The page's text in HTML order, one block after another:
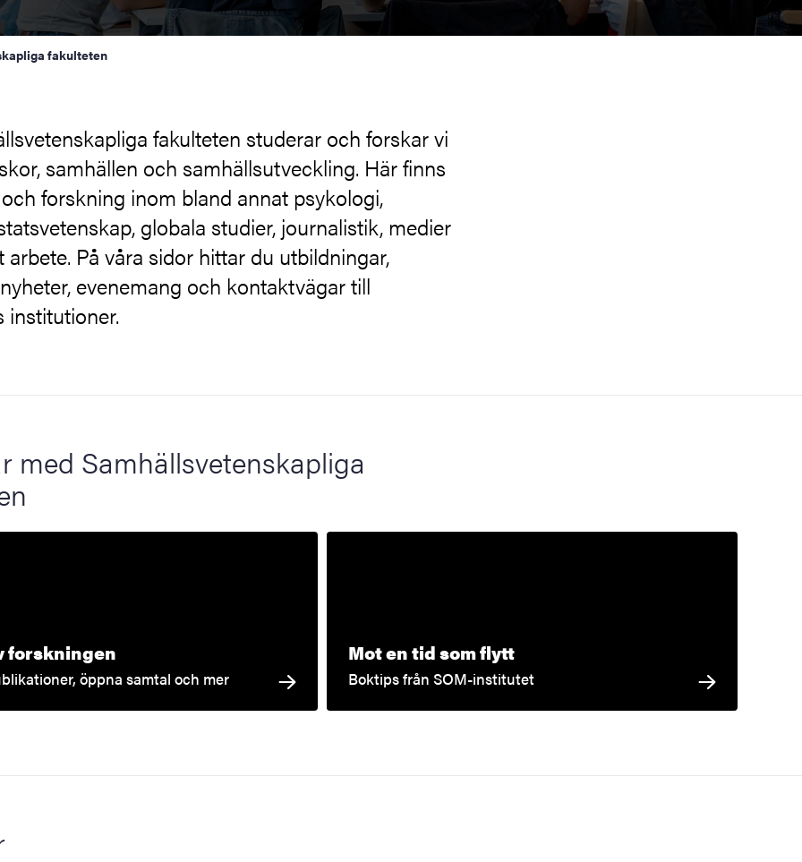
fakulteten
fakulteten studerar och forskar vi
samhällen och samhällsutveckling. Här finns
forskning inom bland annat psykologi,
globala studier, journalistik, medier
arbete. På våra sidor hittar du utbildningar,
evenemang och kontaktvägar till
institutioner.
med Samhällsvetenskapliga
forskningen
öppna samtal och mer
Mot en tid som flytt
Boktips från SOM-institutet